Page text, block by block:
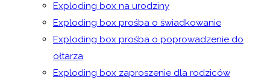
Exploding box na urodziny
Exploding box prośba o świadkowanie
Exploding box prośba o poprowadzenie do
ołtarza
Exploding box zaproszenie dla rodziców